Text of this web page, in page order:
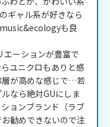
ギャル系が好きなら
も良
エーションが豊富で
ユニクロもありと感
層が高めな感じで…若
なら絶対GUにしま
ョンブランド（ラブ
勧めできないので注